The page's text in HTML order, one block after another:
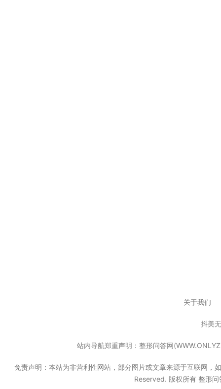
关于我们
抖美
站内导航郑重声明：整形问答网
免责声明：本站为非营利性网站，部分图片或文章来源于互联网，
Reserved. 版权所有 整形问